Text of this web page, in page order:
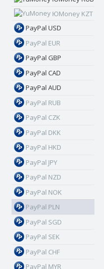
ЮMoney KZT
PayPal USD
PayPal EUR
PayPal GBP
PayPal CAD
PayPal AUD
PayPal RUB
PayPal CZK
PayPal DKK
PayPal HKD
PayPal JPY
PayPal NZD
PayPal NOK
PayPal PLN
PayPal SGD
PayPal SEK
PayPal CHF
PayPal MYR